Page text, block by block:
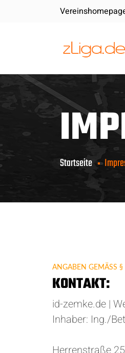
Startseite
ANGABEN GEMÄSS §
KONTAKT:
id-zemke.de |
Inhaber: Ing./